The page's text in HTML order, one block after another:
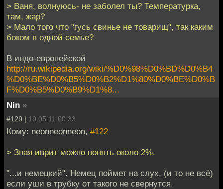
> Ваня, волнуюсь- не заболел ты? Температурка,
там, жар?
> Мало того что "гусь свинье не товарищ", так каким
боком в одной семье?
В индо-европейской
http://ru.wikipedia.org/wiki/%D0%98%D0%BD%D0%B4
%D0%BE%D0%B5%D0%B2%D1%80%D0%BE%D0%B
F%D0%B5%D0%B9%D1%8...
Nin »
#129 | 19.05.11 00:33
Кому: neonneonneon, #122
> Зная иврит можно понять около 2%.
"...и немецкий". Немец поймет на слух, (и то не всё)
если уши в трубку от такого не свернутся.